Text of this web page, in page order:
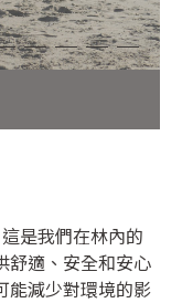
是我們在林內的
舒適、安全和安心
能減少對環境的影